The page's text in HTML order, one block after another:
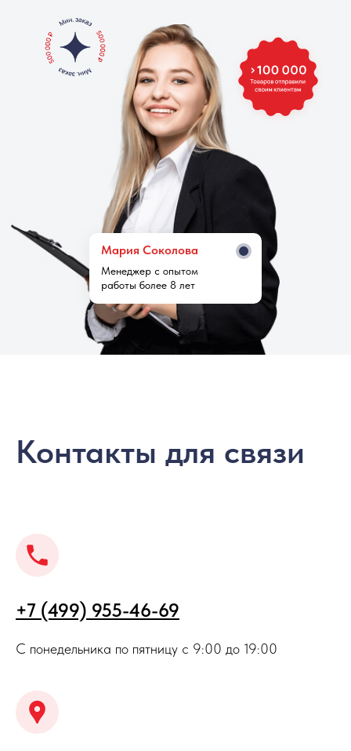
Менеджер с опытом
работы более 8 лет
Мария Cоколова
Контакты для связи
+7 (499) 955-46-69
С понедельника по пятницу с 9:00 до 19:00